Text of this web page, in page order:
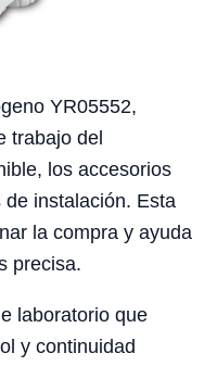
YR05552,
trabajo del
los accesorios
instalación. Esta
la compra y ayuda
precisa.
laboratorio que
y continuidad